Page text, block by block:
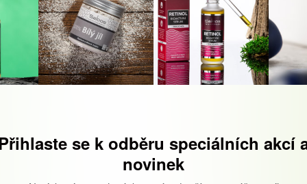
se k odběru speciálních akcí
novinek